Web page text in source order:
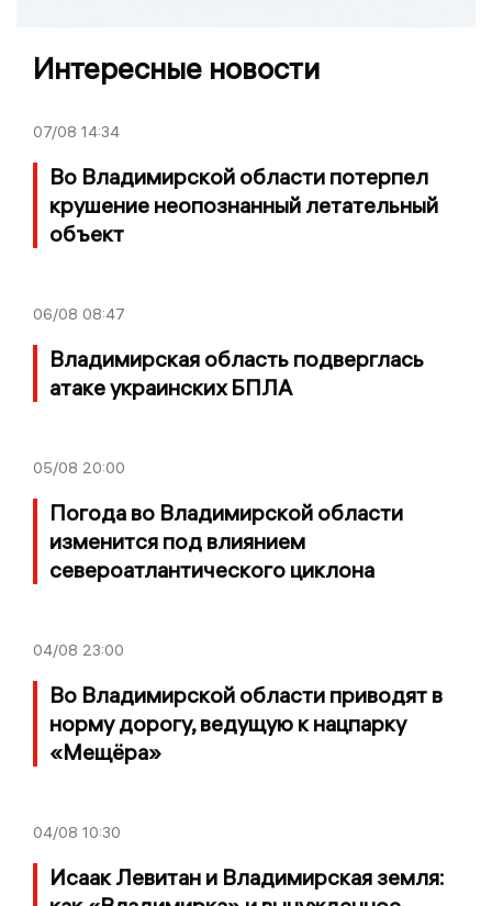
Интересные новости
07/08 14:34
Во Владимирской области потерпел
крушение неопознанный летательный
объект
06/08 08:47
Владимирская область подверглась
атаке украинских БПЛА
05/08 20:00
Погода во Владимирской области
изменится под влиянием
североатлантического циклона
04/08 23:00
Во Владимирской области приводят в
норму дорогу, ведущую к нацпарку
«Мещёра»
04/08 10:30
Исаак Левитан и Владимирская земля: